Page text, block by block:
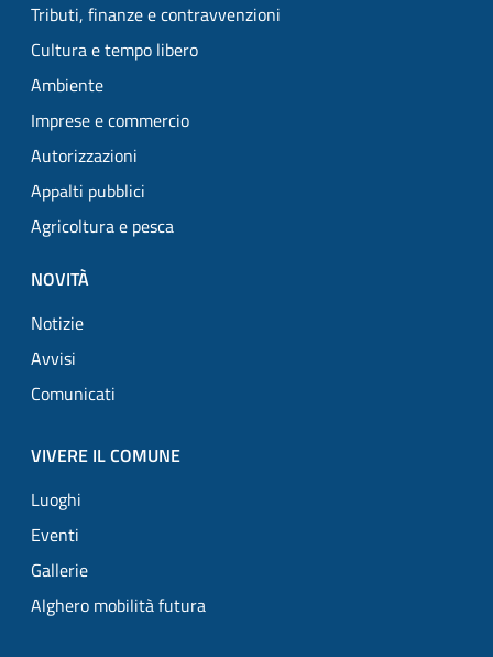
Tributi, finanze e contravvenzioni
Cultura e tempo libero
Ambiente
Imprese e commercio
Autorizzazioni
Appalti pubblici
Agricoltura e pesca
NOVITÀ
Notizie
Avvisi
Comunicati
VIVERE IL COMUNE
Luoghi
Eventi
Gallerie
Alghero mobilità futura